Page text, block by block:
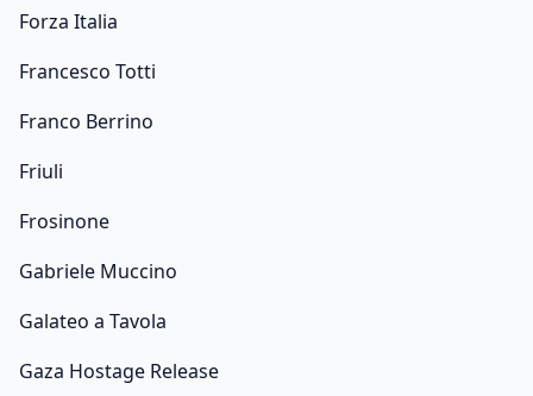
Forza Italia
Francesco Totti
Franco Berrino
Friuli
Frosinone
Gabriele Muccino
Galateo a Tavola
Gaza Hostage Release